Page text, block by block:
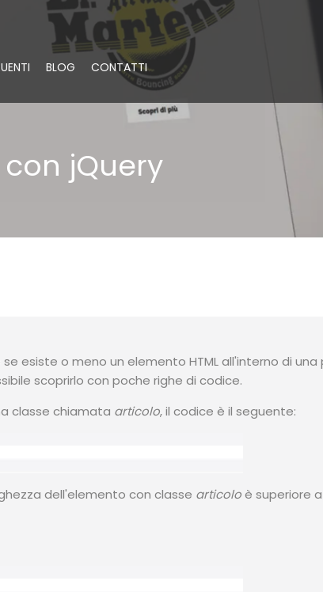
BLOG CONTATTI
jQuery
esiste o meno un elemento HTML all'interno di una
scoprirlo con poche righe di codice.
classe chiamata articolo, il codice è il seguente:
dell'elemento con classe articoloè superiore